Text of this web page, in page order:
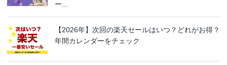
ー...
【2026年】次回の楽天セールはいつ？どれがお得？
年間カレンダーをチェック